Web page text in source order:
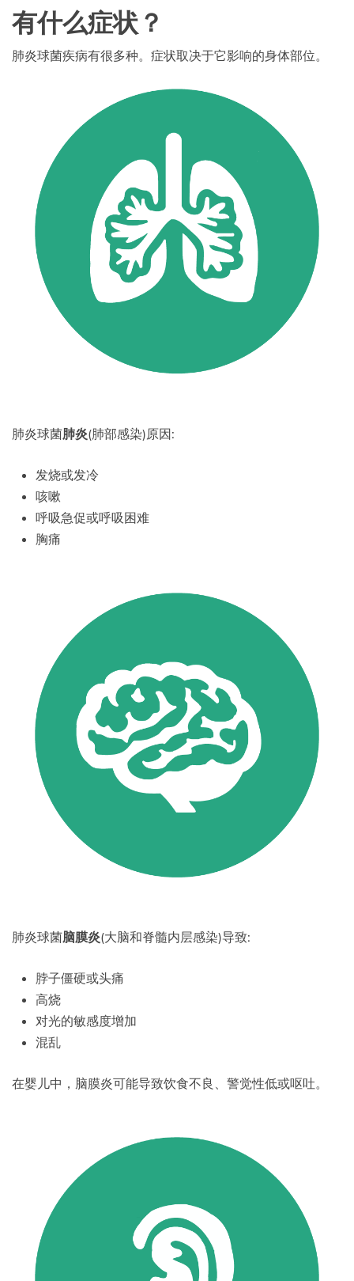
有什么症状？
肺炎球菌疾病有很多种。症状取决于它影响的身体部位。
肺炎球菌肺炎(肺部感染)原因:
发烧或发冷
咳嗽
呼吸急促或呼吸困难
胸痛
肺炎球菌脑膜炎(大脑和脊髓内层感染)导致:
脖子僵硬或头痛
高烧
对光的敏感度增加
混乱
在婴儿中，脑膜炎可能导致饮食不良、警觉性低或呕吐。